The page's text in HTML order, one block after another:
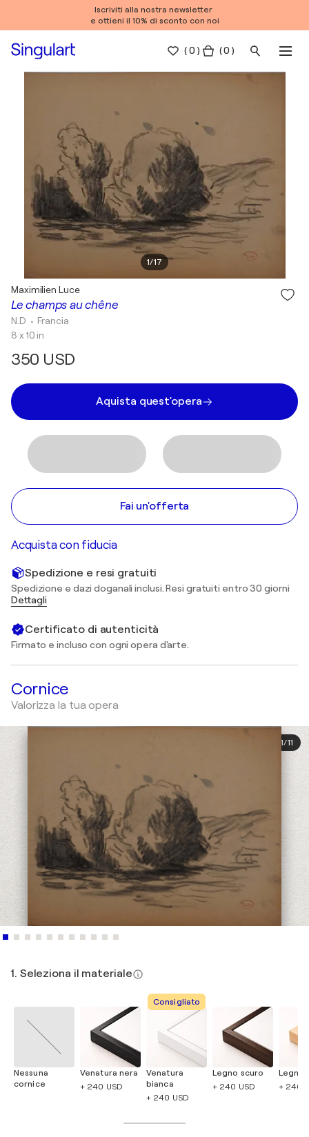
Iscriviti alla nostra newsletter
e ottieni il 10% di sconto con noi
(0 ) ( 0 )
1/17
Le champs au chêne
Maximilien Luce
N.D • Francia
8 x 10 in
350 USD
Aquista quest'opera
Fai un'offerta
Acquista con fiducia
Spedizione e resi gratuiti
Spedizione e dazi doganali inclusi. Resi gratuiti entro 30 giorni
Dettagli
Certificato di autenticità
Firmato e incluso con ogni opera d'arte.
Cornice
Valorizza la tua opera
1/11
1. Seleziona il materiale
Nessuna
cornice
Venatura nera
+ 240 USD
Consigliato
Venatura
bianca
+ 240 USD
Legno scuro
+ 240 USD
Legno
+ 240